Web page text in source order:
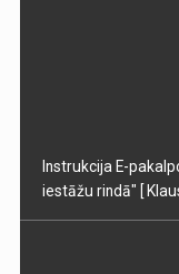
Instrukcija E-
iestāžu rindā" [